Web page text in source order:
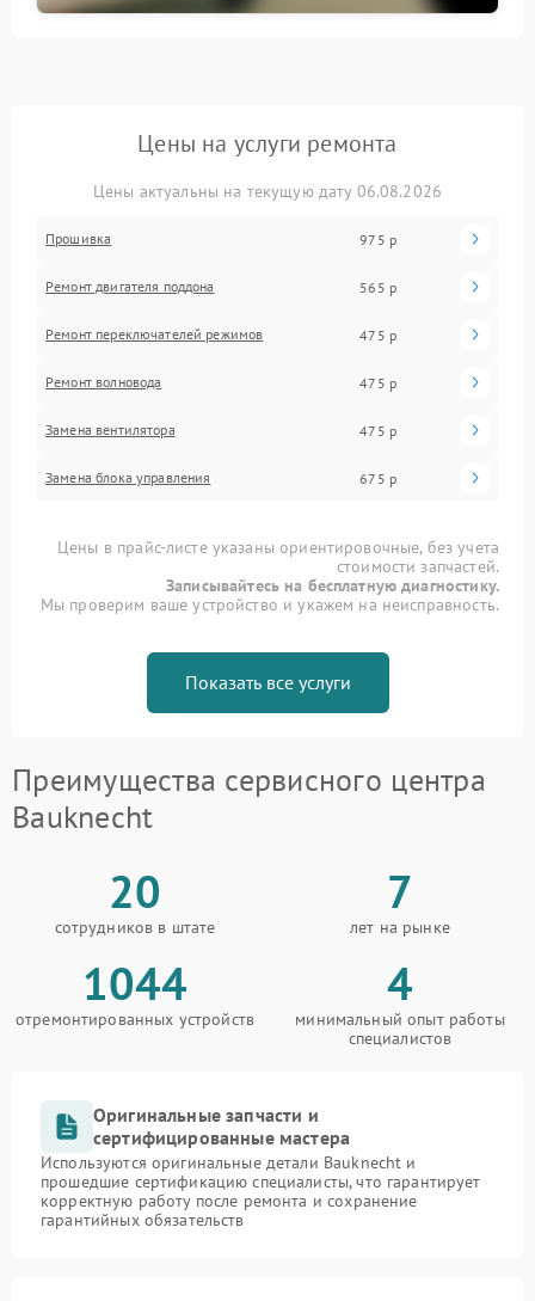
Цены на услуги ремонта
Цены актуальны на текущую дату 06.08.2026
Прошивка 975 р
Ремонт двигателя поддона 565 р
Ремонт переключателей режимов 475 р
Ремонт волновода 475 р
Замена вентилятора 475 р
Замена блока управления 675 р
Цены в прайс-листе указаны ориентировочные, без учета
стоимости запчастей.
Записывайтесь на бесплатную диагностику.
Мы проверим ваше устройство и укажем на неисправность.
Показать все услуги
Преимущества сервисного центра
Bauknecht
20
сотрудников в штате
7
лет на рынке
1044
отремонтированных устройств
4
минимальный опыт работы
специалистов
Оригинальные запчасти и
сертифицированные мастера
Используются оригинальные детали Bauknecht и
прошедшие сертификацию специалисты, что гарантирует
корректную работу после ремонта и сохранение
гарантийных обязательств